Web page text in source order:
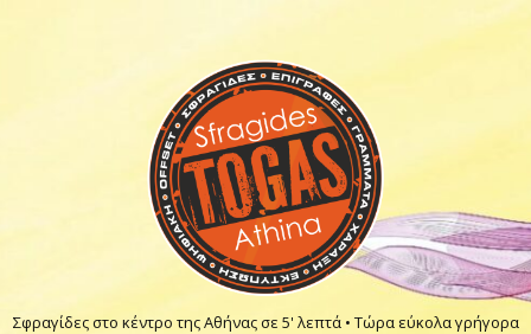
Σφραγίδες στο κέντρο της Αθήνας σε 5' λεπτά • Τώρα εύκολα γρήγορα